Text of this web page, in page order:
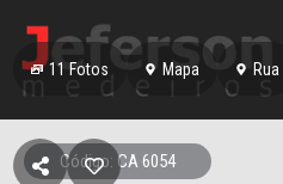
11 Fotos Mapa Rua
Código: CA 6054